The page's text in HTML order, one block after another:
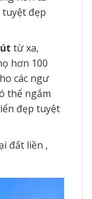
đẹp
từ xa,
hơn 100
các ngư
thể ngắm
đẹp tuyệt
đất liền ,